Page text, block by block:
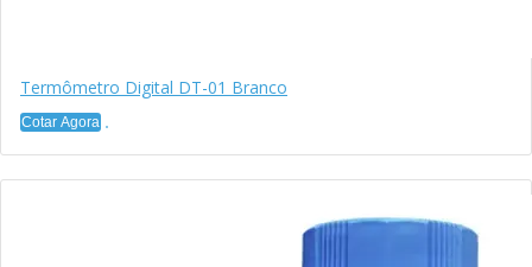
Termômetro Digital DT-01 Branco
Cotar Agora